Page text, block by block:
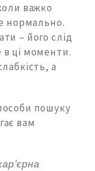
важко
нормально.
– його слід
в ці моменти.
а
пошуку
вам